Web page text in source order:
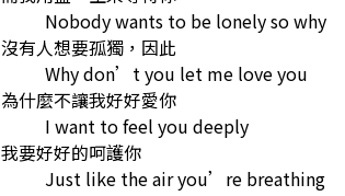
Nobody wants to be lonely so why
沒有人想要孤獨，因此
Why don’t you let me love you
為什麼不讓我好好愛你
I want to feel you deeply
我要好好的呵護你
Just like the air you’re breathing